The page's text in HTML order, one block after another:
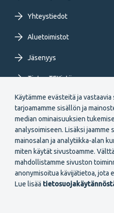
Käytämme evästeitä ja
tarjoamamme sisällön ja
median ominaisuuksien
analysoimiseen. Lisäksi jaamme
mainosalan ja analytiikka-alan
miten käytät sivustoamme.
mahdollistamme sivuston
anonymisoitua kävijätietoa, jota
Lue lisää
Yhteystiedot
Aluetoimistot
Jäsenyys
Tietoa TEKistä
Extranet
Liity